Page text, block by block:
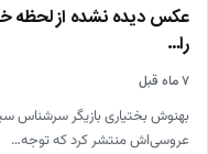
عکس دیده نشده از لحظه
را…
۷ ماه قبل
بهنوش بختیاری بازیگر سرشناس
عروسی‌اش منتشر کرد که توجه…